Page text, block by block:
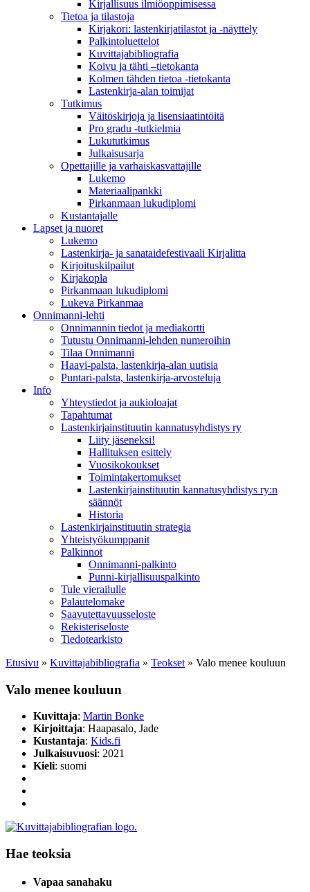
Kirjallisuus ilmiöoppimisessa
Tietoa ja tilastoja
Kirjakori: lastenkirjatilastot ja -näyttely
Palkintoluettelot
Kuvittaja­bibliografia
Koivu ja tähti –tietokanta
Kolmen tähden tietoa -tietokanta
Lastenkirja-alan toimijat
Tutkimus
Väitöskirjoja ja lisensiaatintöitä
Pro gradu -tutkielmia
Lukututkimus
Julkaisusarja
Opettajille ja varhaiskasvattajille
Lukemo
Materiaalipankki
Pirkanmaan lukudiplomi
Kustantajalle
Lapset ja nuoret
Lukemo
Lastenkirja- ja sanataidefestivaali Kirjalitta
Kirjoituskilpailut
Kirjakopla
Pirkanmaan lukudiplomi
Lukeva Pirkanmaa
Onnimanni-lehti
Onnimannin tiedot ja mediakortti
Tutustu Onnimanni-lehden numeroihin
Tilaa Onnimanni
Haavi-palsta, lastenkirja-alan uutisia
Puntari-palsta, lastenkirja-arvosteluja
Info
Yhteystiedot ja aukioloajat
Tapahtumat
Lastenkirjainstituutin kannatusyhdistys ry
Liity jäseneksi!
Hallituksen esittely
Vuosikokoukset
Toimintakertomukset
Lastenkirjainstituutin kannatusyhdistys ry:n
säännöt
Historia
Lastenkirjainstituutin strategia
Yhteistyökumppanit
Palkinnot
Onnimanni-palkinto
Punni-kirjallisuuspalkinto
Tule vierailulle
Palautelomake
Saavutettavuusseloste
Rekisteriseloste
Tiedotearkisto
Etusivu » Kuvittaja­bibliografia » Teokset » Valo menee kouluun
Valo menee kouluun
Kuvittaja: Martin Bonke
Kirjoittaja: Haapasalo, Jade
Kustantaja: Kids.fi
Julkaisuvuosi: 2021
Kieli: suomi
Hae teoksia
Vapaa sanahaku